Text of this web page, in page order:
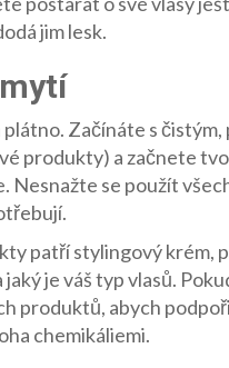
jim lesk.
Začínáte s
produkty) a začnete
Nesnažte se použít
patří stylingový krém,
je váš typ vlasů.
produktů, abych
chemikáliemi.